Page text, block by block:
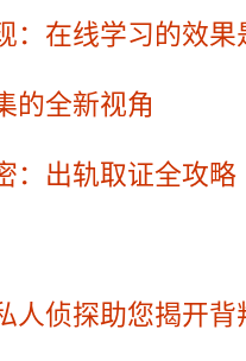
：在线学习的效果
的全新视角
：出轨取证全攻略
人侦探助您揭开背